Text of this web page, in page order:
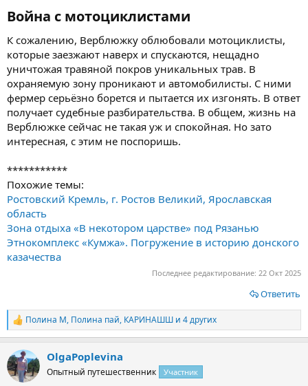
Война с мотоциклистами​
К сожалению, Верблюжку облюбовали мотоциклисты,
которые заезжают наверх и спускаются, нещадно
уничтожая травяной покров уникальных трав. В
охраняемую зону проникают и автомобилисты. С ними
фермер серьёзно борется и пытается их изгонять. В ответ
получает судебные разбирательства. В общем, жизнь на
Верблюжке сейчас не такая уж и спокойная. Но зато
интересная, с этим не поспоришь.
***********
Похожие темы:
Ростовский Кремль, г. Ростов Великий, Ярославская
область
Зона отдыха «В некотором царстве» под Рязанью
Этнокомплекс «Кумжа». Погружение в историю донского
казачества
Последнее редактирование: 22 Окт 2025
Ответить
Р
е
к
ц
и
Полина М, Полина пай, КАРИНАШШ и 4 других
OlgaPoplevina
Опытный путешественник Участник